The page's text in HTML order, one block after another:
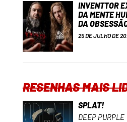
INVENTTOR
DA MENTE
DA
25 DE JULHO DE
RESENHAS MAIS
SPLAT!
DEEP PURPLE